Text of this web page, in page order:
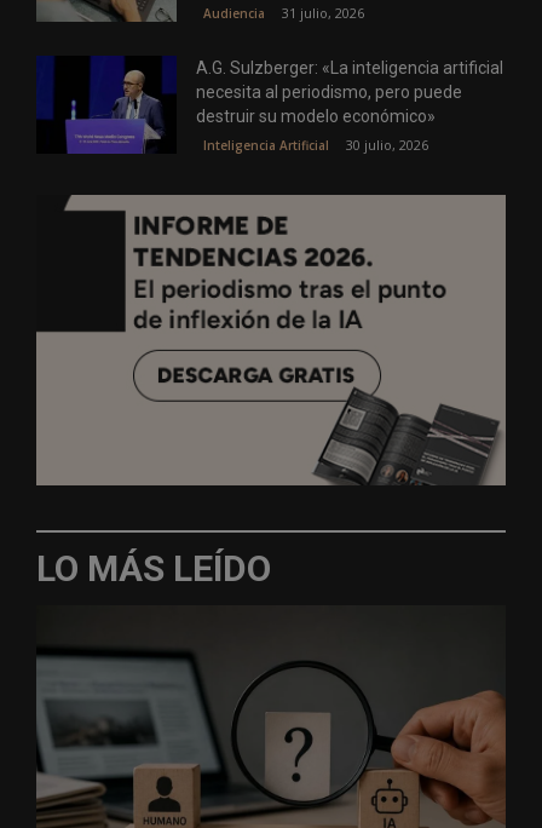
Audiencia 31 julio, 2026
A.G. Sulzberger: «La inteligencia artificial
necesita al periodismo, pero puede
destruir su modelo económico»
Inteligencia Artificial 30 julio, 2026
LO MÁS LEÍDO